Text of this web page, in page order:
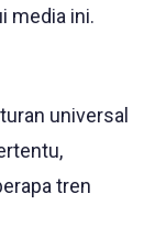
media ini.
universal
tren